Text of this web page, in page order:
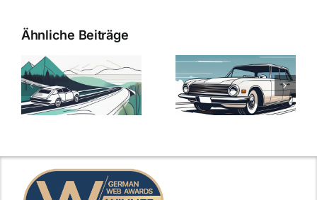
Ähnliche Beiträge
Versicherung:
Günstige Kfz-
Versicherungstarife
mit Top-
Kfz-
Die besten
Angebote im